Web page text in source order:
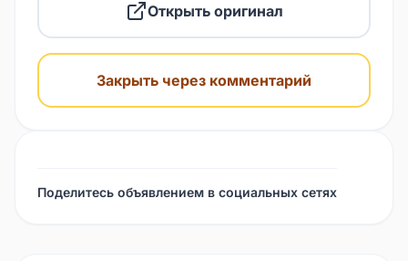
Открыть оригинал
Закрыть через комментарий
Поделитесь объявлением в социальных сетях